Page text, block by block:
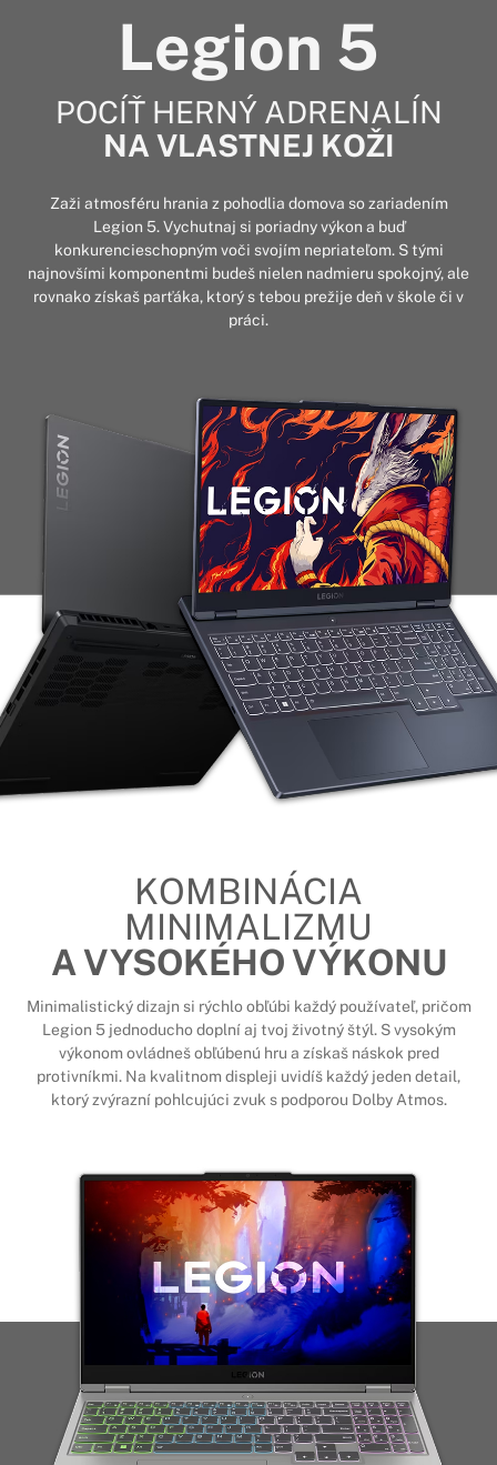
Legion 5
POCÍŤ HERNÝ ADRENALÍN
NA VLASTNEJ KOŽI
Zaži atmosféru hrania z pohodlia domova so zariadením
Legion 5. Vychutnaj si poriadny výkon a buď
konkurencieschopným voči svojím nepriateľom. S tými
najnovšími komponentmi budeš nielen nadmieru spokojný, ale
rovnako získaš parťáka, ktorý s tebou prežije deň v škole či v
práci.
KOMBINÁCIA
MINIMALIZMU
A VYSOKÉHO VÝKONU
Minimalistický dizajn si rýchlo obľúbi každý používateľ, pričom
Legion 5 jednoducho doplní aj tvoj životný štýl. S vysokým
výkonom ovládneš obľúbenú hru a získaš náskok pred
protivníkmi. Na kvalitnom displeji uvidíš každý jeden detail,
ktorý zvýrazní pohlcujúci zvuk s podporou Dolby Atmos.